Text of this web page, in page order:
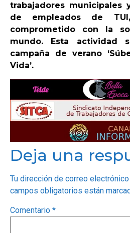
5ª COLUMNA
CARTAS DEL DIRECTOR
ENTREVISTAS
OPINIÓN
trabajadores
de empleados de
comprometido con la
mundo. Esta actividad
campaña de verano
Vida’.
Deja una
Tu dirección de correo
campos obligatorios están
Comentario *